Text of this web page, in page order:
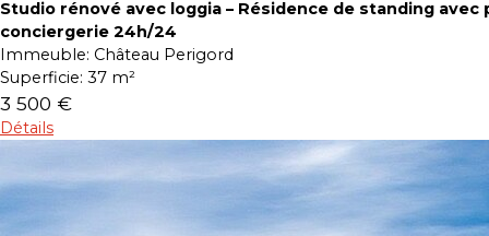
Studio rénové avec loggia – Résidence de standing avec
conciergerie 24h/24
Immeuble: Château Perigord
Superficie: 37 m²
3 500 €
Détails